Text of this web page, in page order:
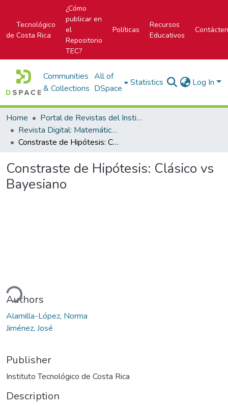
Tecnológico
de Costa Rica
¿Cómo
publicar en
el
Repositorio
TEC?
Políticas
Recursos
Educativos
Communities
& Collections
All of
DSpace
Statistics Log In
Home
Portal de Revistas del Instituto Tecnológico de Costa Rica
Revista Digital: Matemática, Educación e Internet
Constraste de Hipótesis: Clásico vs Bayesiano
Constraste de Hipótesis: Clásico vs
Bayesiano
Authors
Alamilla-López, Norma
Jiménez, José
Publisher
Instituto Tecnológico de Costa Rica
Description